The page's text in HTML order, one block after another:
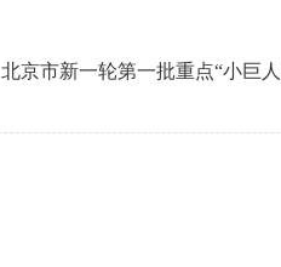
北京市新一轮第一批重点“小巨